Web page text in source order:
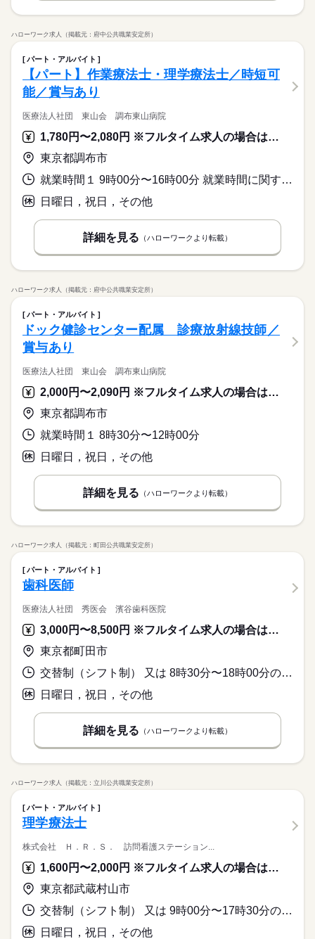
ハローワーク求人（掲載元：府中公共職業安定所）
パート・アルバイト
【パート】作業療法士・理学療法士／時短可
能／賞与あり
医療法人社団 東山会 調布東山病院
1,780円〜2,080円 ※フルタイム求人の場合は月額（換算額）、パート求人の場合は時間額を表示しています。
東京都調布市
就業時間１ 9時00分〜16時00分 就業時間に関する特記事項 時短や、曜日のご相談可能です。
日曜日，祝日，その他
詳細を見る （ハローワークより転載）
ハローワーク求人（掲載元：府中公共職業安定所）
パート・アルバイト
ドック健診センター配属 診療放射線技師／
賞与あり
医療法人社団 東山会 調布東山病院
2,000円〜2,090円 ※フルタイム求人の場合は月額（換算額）、パート求人の場合は時間額を表示しています。
東京都調布市
就業時間１ 8時30分〜12時00分
日曜日，祝日，その他
詳細を見る （ハローワークより転載）
ハローワーク求人（掲載元：町田公共職業安定所）
パート・アルバイト
歯科医師
医療法人社団 秀医会 濱谷歯科医院
3,000円〜8,500円 ※フルタイム求人の場合は月額（換算額）、パート求人の場合は時間額を表示しています。
東京都町田市
交替制（シフト制） 又は 8時30分〜18時00分の時間の間の4時間以上 就業時間に関する特記事項 休憩時間は就業時間によって０～９０分で調整します。
日曜日，祝日，その他
詳細を見る （ハローワークより転載）
ハローワーク求人（掲載元：立川公共職業安定所）
パート・アルバイト
理学療法士
株式会社 Ｈ．Ｒ．Ｓ． 訪問看護ステーション...
1,600円〜2,000円 ※フルタイム求人の場合は月額（換算額）、パート求人の場合は時間額を表示しています。
東京都武蔵村山市
交替制（シフト制） 又は 9時00分〜17時30分の時間の間の3時間以上 就業時間に関する特記事項 就業時間内で、１日３時間以上週３日以上勤務可能な方
日曜日，祝日，その他